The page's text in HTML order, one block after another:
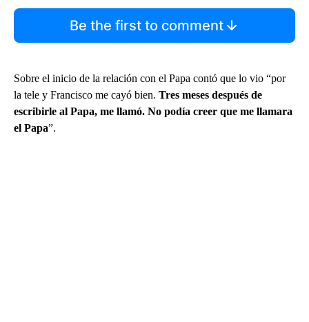
Be the first to comment
Sobre el inicio de la relación con el Papa contó que lo vio “por
la tele y Francisco me cayó bien. Tres meses después de
escribirle al Papa, me llamó. No podía creer que me llamara
el Papa”.